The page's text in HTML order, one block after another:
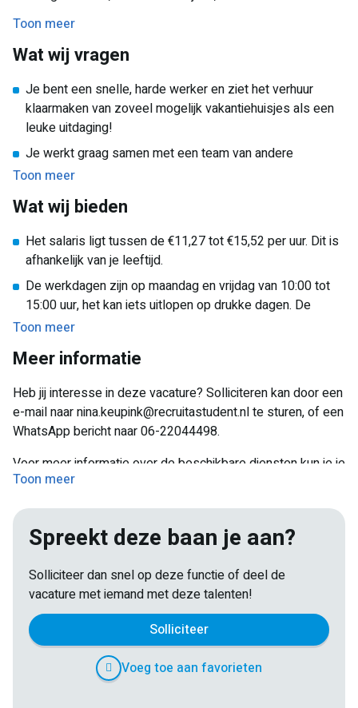
overheidsgebouwen brandschoon zijn. Daarnaast zorgen ze
ervoor dat de vakantiehuisjes op diverse vakantieparken
iedere week opnieuw klaar zijn voor een nieuwe groep
Toon meer
Wat wij vragen
Je bent een snelle, harde werker en ziet het verhuur
klaarmaken van zoveel mogelijk vakantiehuisjes als een
leuke uitdaging!
Je werkt graag samen met een team van andere
schoonmakers.
Het lijkt je leuk om achter de schermen bij een aantal
bekende vakantieparken te kijken
Toon meer
Wat wij bieden
Het salaris ligt tussen de €11,27 tot €15,52 per uur. Dit is
afhankelijk van je leeftijd.
De werkdagen zijn op maandag en vrijdag van 10:00 tot
15:00 uur, het kan iets uitlopen op drukke dagen. De
bezoekers zullen om 10:00 uit hun vakantiehuisje zijn en
niet beide dagen te werken, één dag is ook mogelijk!
De parken zijn goed met het openbaar vervoer te
bereiken. De bushaltes zijn 1 tot maximaal 10 minuten
lopen vanaf het park.
Reiskostenvergoeding is bespreekbaar!
Toon meer
Meer informatie
Heb jij interesse in deze vacature? Solliciteren kan door een
e-mail naar nina.keupink@recruitastudent.nl te sturen, of een
WhatsApp bericht naar 06-22044498.
Voor meer informatie over de beschikbare diensten kun je je
aansluiten bij onze groepschat via deze link:
We houden je hier op de hoogte van alle updates en
beschikbare shifts.
Toon meer
Spreekt deze baan je aan?
Solliciteer dan snel op deze functie of deel de
vacature met iemand met deze talenten!
Solliciteer
Voeg toe aan favorieten